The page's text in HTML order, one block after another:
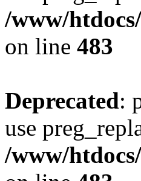
/www/
on line 483
Deprecated:
use
/www/